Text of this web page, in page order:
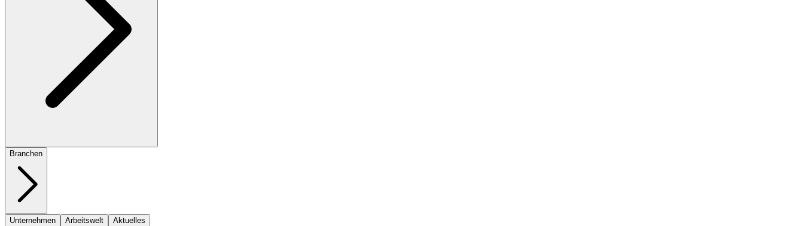
Branchen
Unternehmen Arbeitswelt Aktuelles